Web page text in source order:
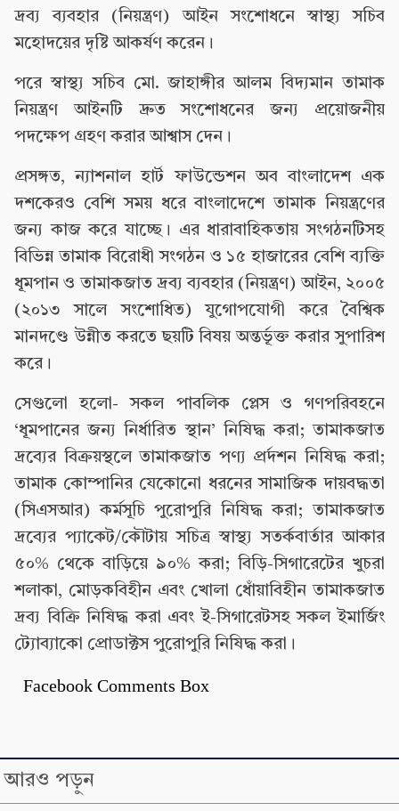
দ্রব্য ব্যবহার (নিয়ন্ত্রণ) আইন সংশোধনে স্বাস্থ্য সচিব
মহোদয়ের দৃষ্টি আকর্ষণ করেন।
পরে স্বাস্থ্য সচিব মো. জাহাঙ্গীর আলম বিদ্যমান তামাক
নিয়ন্ত্রণ আইনটি দ্রুত সংশোধনের জন্য প্রয়োজনীয়
পদক্ষেপ গ্রহণ করার আশ্বাস দেন।
প্রসঙ্গত, ন্যাশনাল হার্ট ফাউন্ডেশন অব বাংলাদেশ এক
দশকেরও বেশি সময় ধরে বাংলাদেশে তামাক নিয়ন্ত্রণের
জন্য কাজ করে যাচ্ছে। এর ধারাবাহিকতায় সংগঠনটিসহ
বিভিন্ন তামাক বিরোধী সংগঠন ও ১৫ হাজারের বেশি ব্যক্তি
ধূমপান ও তামাকজাত দ্রব্য ব্যবহার (নিয়ন্ত্রণ) আইন, ২০০৫
(২০১৩ সালে সংশোধিত) যুগোপযোগী করে বৈশ্বিক
মানদণ্ডে উন্নীত করতে ছয়টি বিষয় অন্তর্ভূক্ত করার সুপারিশ
করে।
সেগুলো হলো- সকল পাবলিক প্লেস ও গণপরিবহনে
‘ধূমপানের জন্য নির্ধারিত স্থান’ নিষিদ্ধ করা; তামাকজাত
দ্রব্যের বিক্রয়স্থলে তামাকজাত পণ্য প্রর্দশন নিষিদ্ধ করা;
তামাক কোম্পানির যেকোনো ধরনের সামাজিক দায়বদ্ধতা
(সিএসআর) কর্মসূচি পুরোপুরি নিষিদ্ধ করা; তামাকজাত
দ্রব্যের প্যাকেট/কৌটায় সচিত্র স্বাস্থ্য সতর্কবার্তার আকার
৫০% থেকে বাড়িয়ে ৯০% করা; বিড়ি-সিগারেটের খুচরা
শলাকা, মোড়কবিহীন এবং খোলা ধোঁয়াবিহীন তামাকজাত
দ্রব্য বিক্রি নিষিদ্ধ করা এবং ই-সিগারেটসহ সকল ইমার্জিং
ট্যোব্যাকো প্রোডাক্টস পুরোপুরি নিষিদ্ধ করা।
Facebook Comments Box
আরও পড়ুন